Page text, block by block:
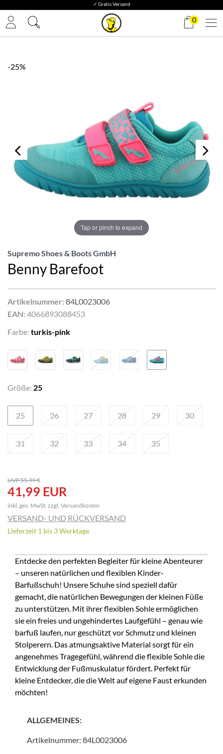
✓ Gratis Versand
0
-25%
Tap or pinch to expand
Supremo Shoes & Boots GmbH
Benny Barefoot
Artikelnummer: 84L0023006
EAN: 4066893088453
Farbe: turkis-pink
Größe: 25
25 26 27 28 29 30
31 32 33 34 35
UVP 55,99 €
41,99 EUR
inkl. ges. MwSt. zzgl. Versandkosten
VERSAND- UND RÜCKVERSAND
Lieferzeit 1 bis 3 Werktage
Entdecke den perfekten Begleiter für kleine Abenteurer
– unseren natürlichen und flexiblen Kinder-
Barfußschuh! Unsere Schuhe sind speziell dafür
gemacht, die natürlichen Bewegungen der kleinen Füße
zu unterstützen. Mit ihrer flexiblen Sohle ermöglichen
sie ein freies und ungehindertes Laufgefühl – genau wie
barfuß laufen, nur geschützt vor Schmutz und kleinen
Stolperern. Das atmungsaktive Material sorgt für ein
angenehmes Tragegefühl, während die flexible Sohle die
Entwicklung der Fußmuskulatur fördert. Perfekt für
kleine Entdecker, die die Welt auf eigene Faust erkunden
möchten!
ALLGEMEINES:
Artikelnummer: 84L0023006